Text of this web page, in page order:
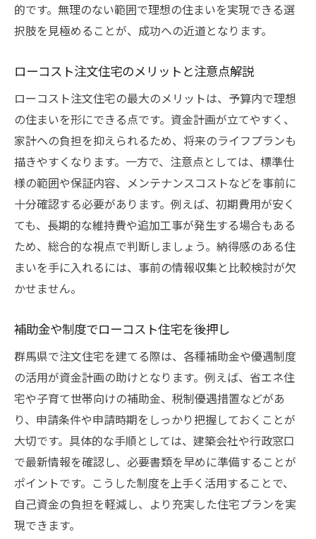
的です。無理のない範囲で理想の住まいを実現できる選
択肢を見極めることが、成功への近道となります。
ローコスト注文住宅のメリットと注意点解説
ローコスト注文住宅の最大のメリットは、予算内で理想
の住まいを形にできる点です。資金計画が立てやすく、
家計への負担を抑えられるため、将来のライフプランも
描きやすくなります。一方で、注意点としては、標準仕
様の範囲や保証内容、メンテナンスコストなどを事前に
十分確認する必要があります。例えば、初期費用が安く
ても、長期的な維持費や追加工事が発生する場合もある
ため、総合的な視点で判断しましょう。納得感のある住
まいを手に入れるには、事前の情報収集と比較検討が欠
かせません。
補助金や制度でローコスト住宅を後押し
群馬県で注文住宅を建てる際は、各種補助金や優遇制度
の活用が資金計画の助けとなります。例えば、省エネ住
宅や子育て世帯向けの補助金、税制優遇措置などがあ
り、申請条件や申請時期をしっかり把握しておくことが
大切です。具体的な手順としては、建築会社や行政窓口
で最新情報を確認し、必要書類を早めに準備することが
ポイントです。こうした制度を上手く活用することで、
自己資金の負担を軽減し、より充実した住宅プランを実
現できます。